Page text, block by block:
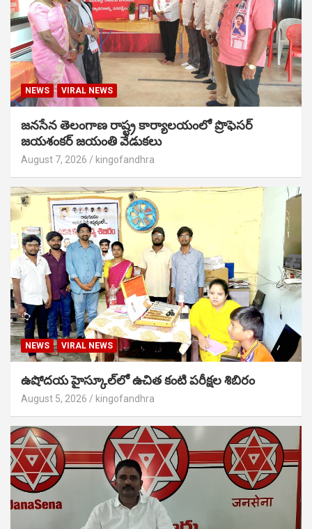
NEWS VIRAL NEWS
జనసేన తెలంగాణ రాష్ట్ర కార్యాలయంలో ప్రొఫెసర్
జయశంకర్ జయంతి వేడుకలు
August 7, 2026 kingofandhra
NEWS VIRAL NEWS
ఉషోదయ హైస్కూల్‌లో ఉచిత కంటి పరీక్షల శిబిరం
August 5, 2026 kingofandhra